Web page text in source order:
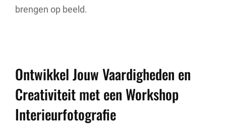
brengen op beeld.
Ontwikkel Jouw Vaardigheden en
Creativiteit met een Workshop
Interieurfotografie